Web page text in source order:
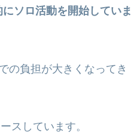
ソロ活動を開始していま
の負担が大きくなってき
スしています。